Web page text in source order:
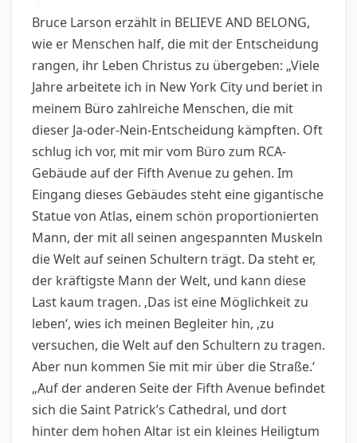
Bruce Larson erzählt in BELIEVE AND BELONG,
wie er Menschen half, die mit der Entscheidung
rangen, ihr Leben Christus zu übergeben: „Viele
Jahre arbeitete ich in New York City und beriet in
meinem Büro zahlreiche Menschen, die mit
dieser Ja-oder-Nein-Entscheidung kämpften. Oft
schlug ich vor, mit mir vom Büro zum RCA-
Gebäude auf der Fifth Avenue zu gehen. Im
Eingang dieses Gebäudes steht eine gigantische
Statue von Atlas, einem schön proportionierten
Mann, der mit all seinen angespannten Muskeln
die Welt auf seinen Schultern trägt. Da steht er,
der kräftigste Mann der Welt, und kann diese
Last kaum tragen. ‚Das ist eine Möglichkeit zu
leben‘, wies ich meinen Begleiter hin, ‚zu
versuchen, die Welt auf den Schultern zu tragen.
Aber nun kommen Sie mit mir über die Straße.‘
„Auf der anderen Seite der Fifth Avenue befindet
sich die Saint Patrick’s Cathedral, und dort
hinter dem hohen Altar ist ein kleines Heiligtum